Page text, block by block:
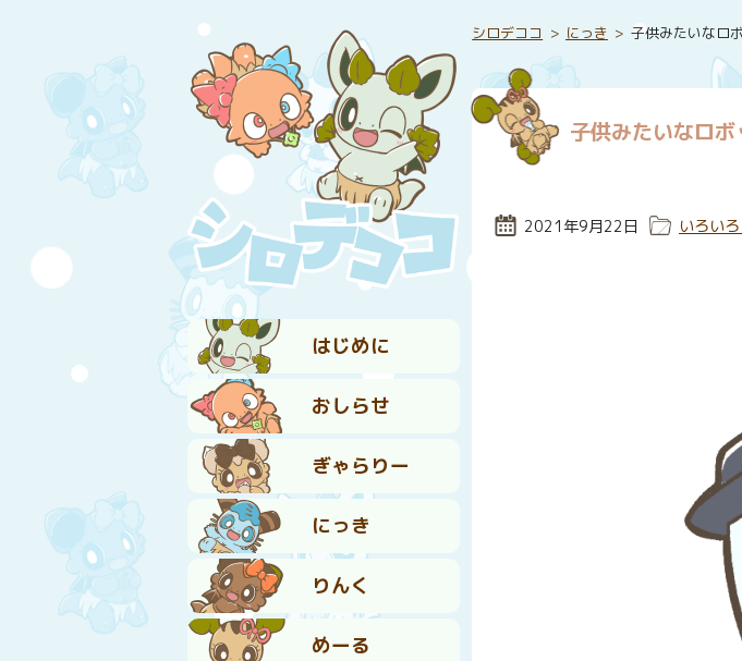
はじめに
おしらせ
ぎゃらりー
にっき
りんく
めーる
シロデココ にっき 子供みたいなロ
子供みたいなロ
投稿日:
2021年9月22日 カテゴリ
いろい